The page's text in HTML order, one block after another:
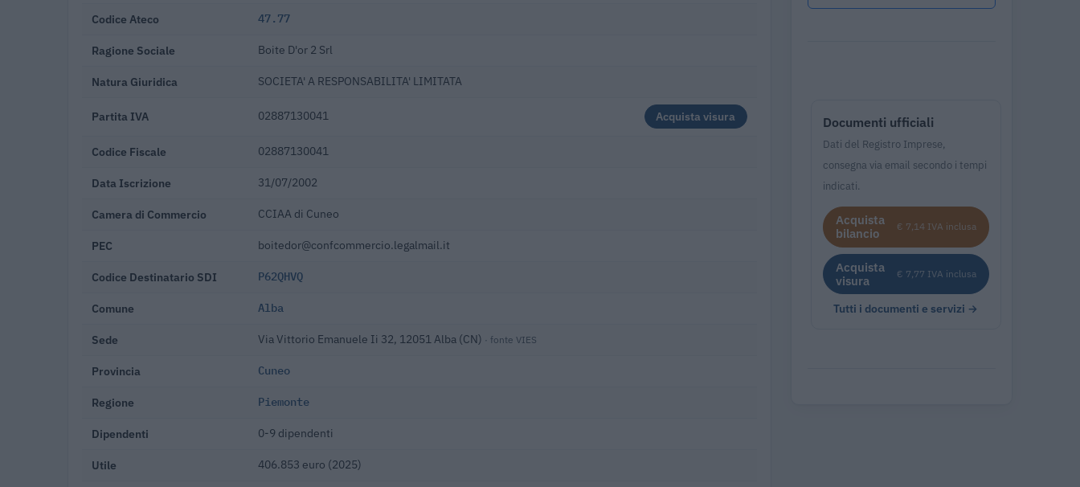
Codice Ateco 47.77
Ragione Sociale Boite D'or 2 Srl
Natura Giuridica SOCIETA' A RESPONSABILITA' LIMITATA
Partita IVA 02887130041 Acquista visura
Codice Fiscale 02887130041
Data Iscrizione 31/07/2002
Camera di Commercio CCIAA di Cuneo
PEC boitedor@confcommercio.legalmail.it
Codice Destinatario SDI P62QHVQ
Comune Alba
Sede Via Vittorio Emanuele Ii 32, 12051 Alba (CN) · fonte VIES
Provincia Cuneo
Regione Piemonte
Dipendenti 0-9 dipendenti
Utile 406.853 euro (2025)
Documenti ufficiali
Dati del Registro Imprese,
consegna via email secondo i tempi
indicati.
Acquista
bilancio
€ 7,14 IVA inclusa
Acquista
visura
€ 7,77 IVA inclusa
Tutti i documenti e servizi →